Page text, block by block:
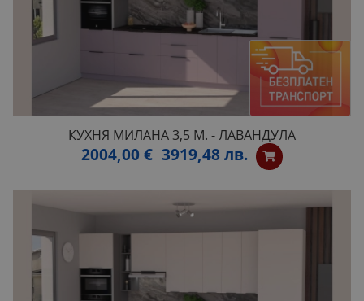
КУХНЯ МИЛАНА 3,5 М. - ЛАВАНДУЛА
2004,00 € 3919,48 лв.